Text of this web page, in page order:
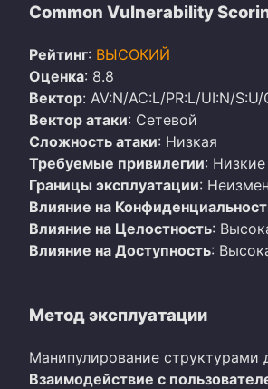
Common Vulnerability
Рейтинг: ВЫСОКИЙ
Оценка: 8.8
Вектор: AV:N/AC:L/PR:L/UI:N/
Вектор атаки: Сетевой
Сложность атаки: Низкая
Требуемые привилегии: Низкие
Границы эксплуатации:
Влияние на
Влияние на Целостность:
Влияние на Доступность:
Метод эксплуатации
Манипулирование структурами
Взаимодействие с